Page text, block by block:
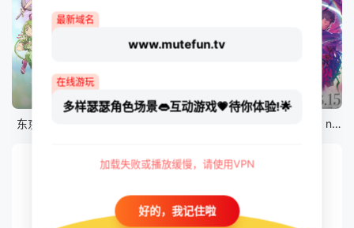
12集全
东京猫猫 NEW～♡ 剧场版 Fate/stay night [Heaven&#039;s Feel] III.spring song
最新域名
www.mutefun.tv
在线游玩
多样瑟瑟角色场景👄互动游戏💗待你体验!🌟
加载失败或播放缓慢，请使用VPN
好的，我记住啦